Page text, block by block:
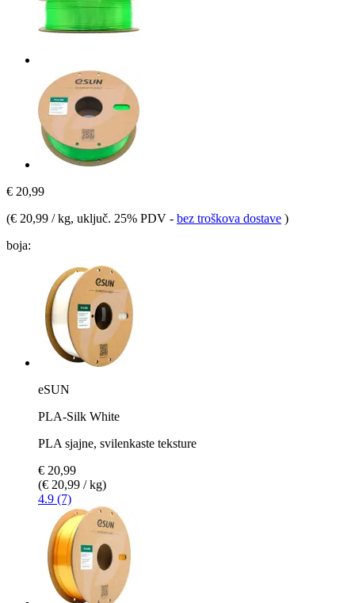
€ 20,99
(€ 20,99 / kg, uključ. 25% PDV - bez troškova dostave )
boja:
eSUN
PLA-Silk White
PLA sjajne, svilenkaste teksture
€ 20,99
(€ 20,99 / kg)
4.9 (7)